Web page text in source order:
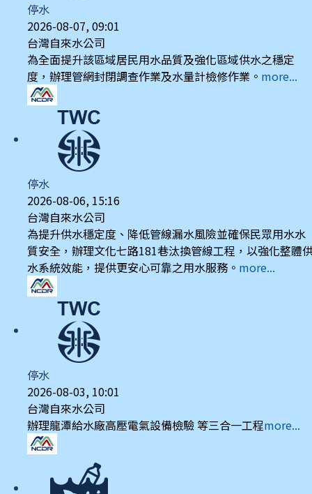
停水
2026-08-07, 09:01
台灣自來水公司
為全面提升該區域居民用水品質及強化區域供水之穩定
度，辦理管網封閉調查作業及水量計檢修作業。 more...
停水
2026-08-06, 15:16
台灣自來水公司
為提升供水穩定度、降低管線漏水風險並確保民眾用水水
質安全，辦理文化七路181巷汰換管線工程，以強化整體
水系統效能，提供更安心可靠之用水服務。 more...
停水
2026-08-03, 10:01
台灣自來水公司
辦理龍潭給水廠高壓電氣設備檢驗 等三合一工程more...